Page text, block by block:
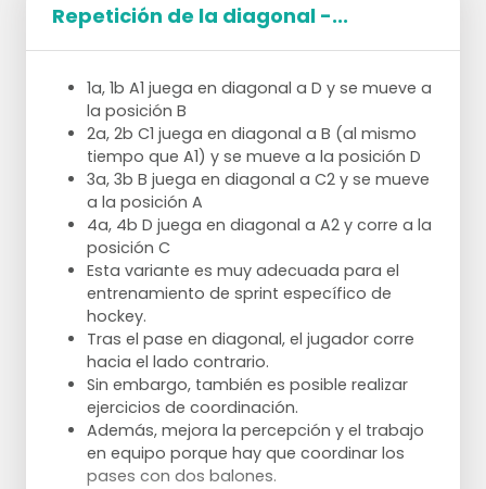
automáticos más adelante, sin tener que
ajustar cómo y qué deben hacer.
Sólo así los jugadores pueden comprender
más rápidamente las situaciones
complejas de los partidos y tomar la
decisión correcta.
En el hockey moderno, el movimiento de
estilo libre suele iniciarse con una finta para
engañar al adversario.
En este ejercicio, los jugadores tienen que
hacer una finta en el momento justo antes
de que se la jueguen y así deshacerse del
adversario imaginario.
Repetición de la diagonal -...
1a, 1b A1 juega en diagonal a D y se mueve a
la posición B
2a, 2b C1 juega en diagonal a B (al mismo
tiempo que A1) y se mueve a la posición D
3a, 3b B juega en diagonal a C2 y se mueve
a la posición A
4a, 4b D juega en diagonal a A2 y corre a la
posición C
Esta variante es muy adecuada para el
entrenamiento de sprint específico de
hockey.
Tras el pase en diagonal, el jugador corre
hacia el lado contrario.
Sin embargo, también es posible realizar
ejercicios de coordinación.
Además, mejora la percepción y el trabajo
en equipo porque hay que coordinar los
pases con dos balones.